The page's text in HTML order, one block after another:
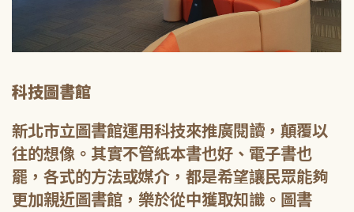
科技圖書館
新北市立圖書館運用科技來推廣閱讀，顛覆以
往的想像。其實不管紙本書也好、電子書也
罷，各式的方法或媒介，都是希望讓民眾能夠
更加親近圖書館，樂於從中獲取知識。圖書